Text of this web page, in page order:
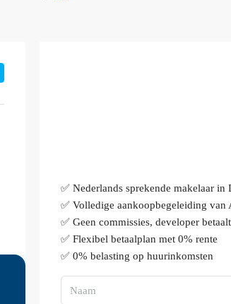
✅ Nederlands sprekende makelaar in
✅ Volledige aankoopbegeleiding van
✅ Geen commissies, developer
✅ Flexibel betaalplan met 0% rente
✅ 0% belasting op huurinkomsten